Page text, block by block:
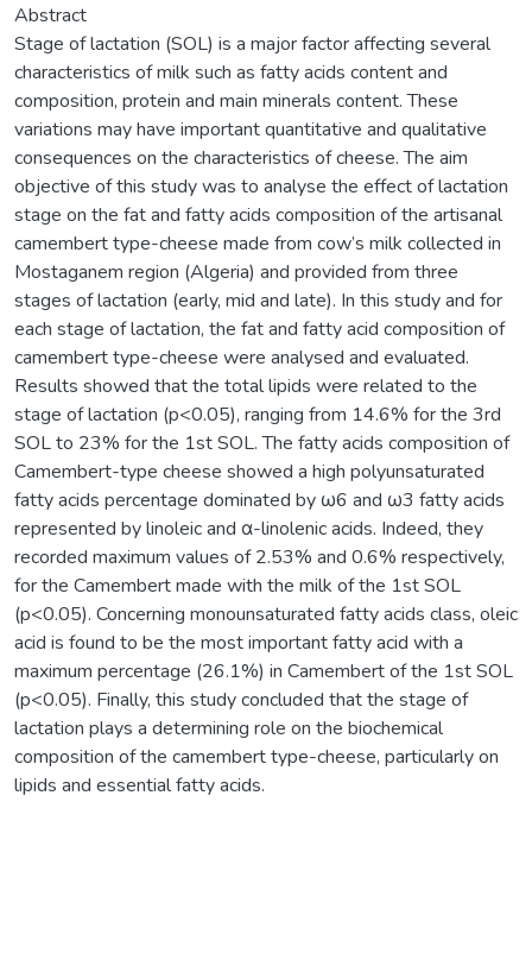
Abstract
Stage of lactation (SOL) is a major factor affecting several
characteristics of milk such as fatty acids content and
composition, protein and main minerals content. These
variations may have important quantitative and qualitative
consequences on the characteristics of cheese. The aim
objective of this study was to analyse the effect of lactation
stage on the fat and fatty acids composition of the artisanal
camembert type-cheese made from cow’s milk collected in
Mostaganem region (Algeria) and provided from three
stages of lactation (early, mid and late). In this study and for
each stage of lactation, the fat and fatty acid composition of
camembert type-cheese were analysed and evaluated.
Results showed that the total lipids were related to the
stage of lactation (p<0.05), ranging from 14.6% for the 3rd
SOL to 23% for the 1st SOL. The fatty acids composition of
Camembert-type cheese showed a high polyunsaturated
fatty acids percentage dominated by ω6 and ω3 fatty acids
represented by linoleic and α-linolenic acids. Indeed, they
recorded maximum values of 2.53% and 0.6% respectively,
for the Camembert made with the milk of the 1st SOL
(p<0.05). Concerning monounsaturated fatty acids class, oleic
acid is found to be the most important fatty acid with a
maximum percentage (26.1%) in Camembert of the 1st SOL
(p<0.05). Finally, this study concluded that the stage of
lactation plays a determining role on the biochemical
composition of the camembert type-cheese, particularly on
lipids and essential fatty acids.